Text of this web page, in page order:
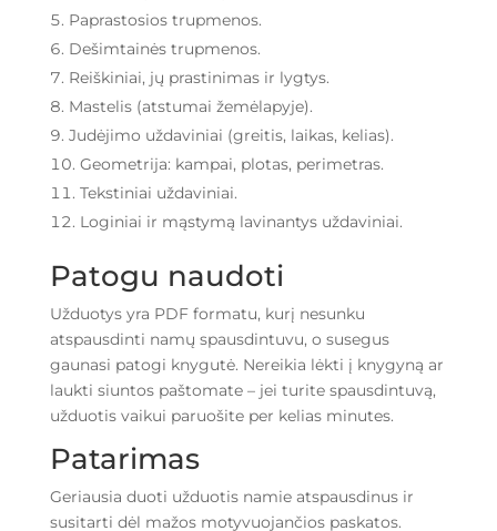
Paprastosios trupmenos.
Dešimtainės trupmenos.
Reiškiniai, jų prastinimas ir lygtys.
Mastelis (atstumai žemėlapyje).
Judėjimo uždaviniai (greitis, laikas, kelias).
Geometrija: kampai, plotas, perimetras.
Tekstiniai uždaviniai.
Loginiai ir mąstymą lavinantys uždaviniai.
Patogu naudoti
Užduotys yra PDF formatu, kurį nesunku
atspausdinti namų spausdintuvu, o susegus
gaunasi patogi knygutė. Nereikia lėkti į knygyną ar
laukti siuntos paštomate – jei turite spausdintuvą,
užduotis vaikui paruošite per kelias minutes.
Patarimas
Geriausia duoti užduotis namie atspausdinus ir
susitarti dėl mažos motyvuojančios paskatos.